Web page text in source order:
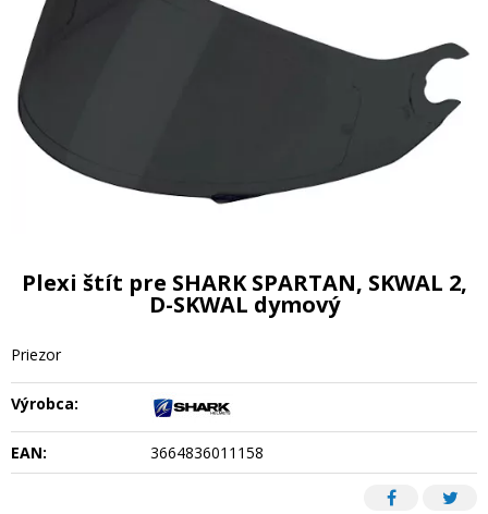
Plexi štít pre SHARK SPARTAN, SKWAL 2,
D-SKWAL dymový
Priezor
Výrobca:
EAN: 3664836011158